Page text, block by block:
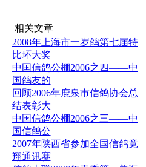
相关文章
2008年上海市一岁鸽第七届特
比环大奖
中国信鸽公棚2006之四——中
国鸽友的
回顾2006年鹿泉市信鸽协会总
结表彰大
中国信鸽公棚2006之三——中
国信鸽公
2007年陕西省参加全国信鸽竟
翔通讯赛